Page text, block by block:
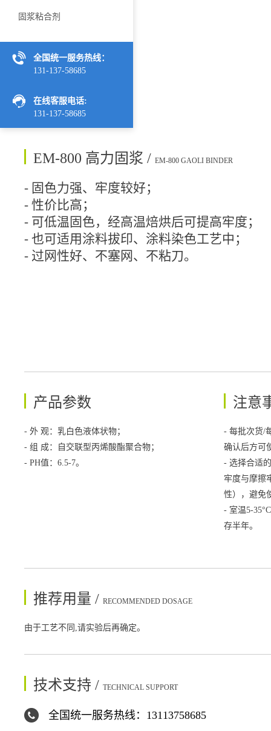
固浆粘合剂
全国统一服务热线：
131-137-58685
在线客服电话:
131-137-58685
EM-800 高力固浆 / EM-800 GAOLI BINDER
- 固色力强、牢度较好；
- 性价比高；
- 可低温固色，经高温焙烘后可提高牢度；
- 也可适用涂料拔印、涂料染色工艺中；
- 过网性好、不塞网、不粘刀。
产品参数
- 外 观：乳白色液体状物；
- 组 成：自交联型丙烯酸酯聚合物；
- PH值：6.5-7。
注意
- 每批次货/
确认后方可
- 选择合适
牢度与摩擦
性），避免
- 室温5-
存半年。
推荐用量 / RECOMMENDED DOSAGE
由于工艺不同,请实验后再确定。
技术支持 / TECHNICAL SUPPORT
全国统一服务热线：13113758685